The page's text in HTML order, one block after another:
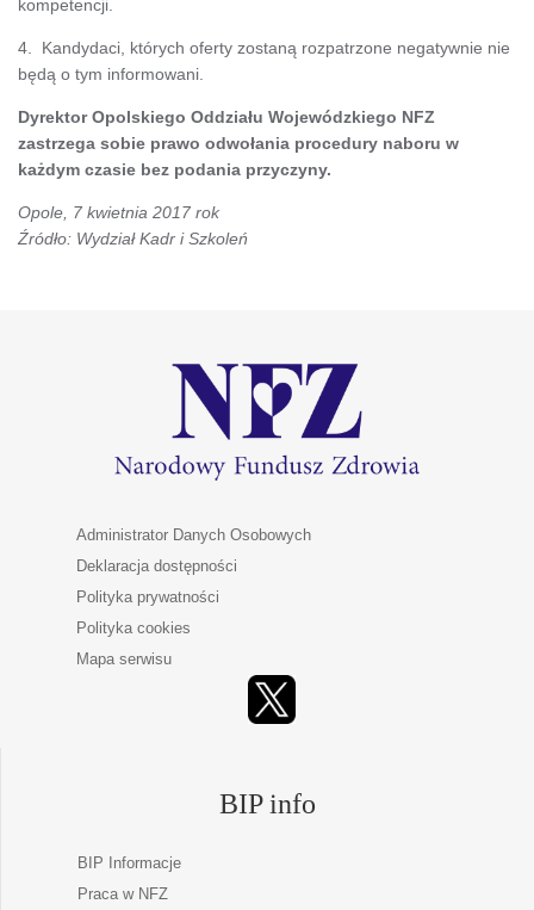
kompetencji.
4. Kandydaci, których oferty zostaną rozpatrzone negatywnie nie
będą o tym informowani.
Dyrektor Opolskiego Oddziału Wojewódzkiego NFZ
zastrzega sobie prawo odwołania procedury naboru w
każdym czasie bez podania przyczyny.
Opole, 7 kwietnia 2017 rok
Źródło: Wydział Kadr i Szkoleń
Administrator Danych Osobowych
Deklaracja dostępności
Polityka prywatności
Polityka cookies
Mapa serwisu
BIP info
BIP Informacje
Praca w NFZ